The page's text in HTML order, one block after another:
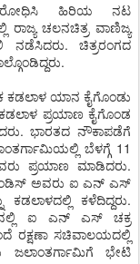
ವಿರೋಧಿಸಿ ಹಿರಿಯ ನಟ
ರಾಜ್ಯ ಚಲನಚಿತ್ರ ವಾಣಿಜ್ಯ
ಚಿತ್ರರಂಗದ
ಯಾನ ಕೈಗೊಂಡು
ಪ್ರಯಾಣ ಕೈಗೊಂಡ
ಭಾರತದ ನೌಕಾಪಡೆಗೆ
ಬೆಳಗ್ಗೆ 11
ಪ್ರಯಾಣ ಮಾಡಿದರು.
ಅವರು ಐ ಎನ್ ಎಸ್
ಕಳೆದಿದ್ದರು.
ಐ ಎನ್ ಎಸ್ ಚಕ್ರ
ರಕ್ಷಣಾ ಸಚಿವಾಲಯದಲ್ಲಿ
ಜಲಾಂತರ್ಗಾಮಿಗೆ ಭೇಟಿ